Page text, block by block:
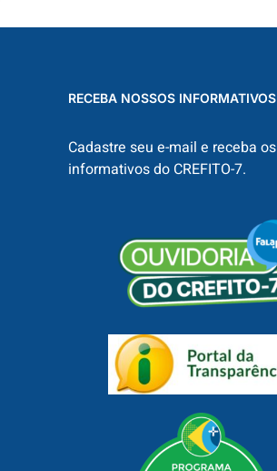
RECEBA NOSSOS INFORMATIVOS
Cadastre seu e-mail e receba os
informativos do CREFITO-7.